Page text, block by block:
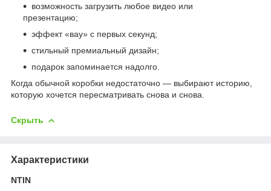
возможность загрузить любое видео или
презентацию;
эффект «вау» с первых секунд;
стильный премиальный дизайн;
подарок запоминается надолго.
Когда обычной коробки недостаточно — выбирают историю,
которую хочется пересматривать снова и снова.
Скрыть
Характеристики
NTIN